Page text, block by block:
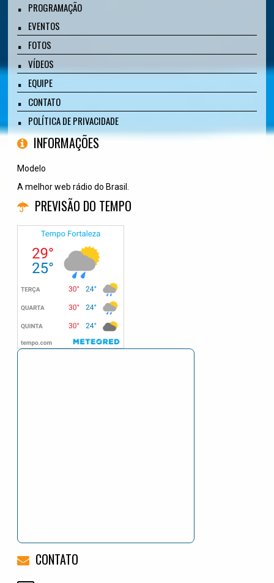
PROGRAMAÇÃO
EVENTOS
FOTOS
VÍDEOS
EQUIPE
CONTATO
POLÍTICA DE PRIVACIDADE
INFORMAÇÕES
Modelo
A melhor web rádio do Brasil.
PREVISÃO DO TEMPO
CONTATO